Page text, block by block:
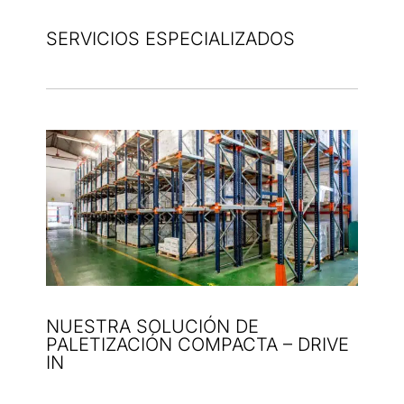
SERVICIOS ESPECIALIZADOS
NUESTRA SOLUCIÓN DE
PALETIZACIÓN COMPACTA – DRIVE
IN